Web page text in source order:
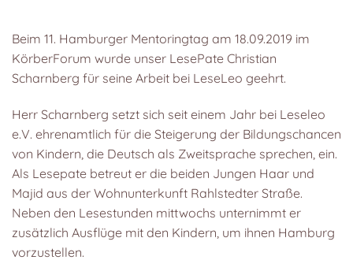
Beim 11. Hamburger Mentoringtag am 18.09.2019 im
KörberForum wurde unser LesePate Christian
Scharnberg für seine Arbeit bei LeseLeo geehrt.
Herr Scharnberg setzt sich seit einem Jahr bei Leseleo
e.V. ehrenamtlich für die Steigerung der Bildungschancen
von Kindern, die Deutsch als Zweitsprache sprechen, ein.
Als Lesepate betreut er die beiden Jungen Haar und
Majid aus der Wohnunterkunft Rahlstedter Straße.
Neben den Lesestunden mittwochs unternimmt er
zusätzlich Ausflüge mit den Kindern, um ihnen Hamburg
vorzustellen.